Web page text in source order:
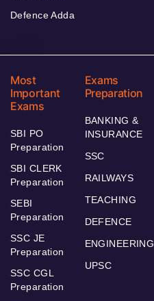
Defence Adda
Most
Important
Exams
SBI PO
Preparation
SBI CLERK
Preparation
SEBI
Preparation
SSC JE
Preparation
SSC CGL
Preparation
Exams
Preparation
BANKING &
INSURANCE
SSC
RAILWAYS
TEACHING
DEFENCE
ENGINEERING
UPSC